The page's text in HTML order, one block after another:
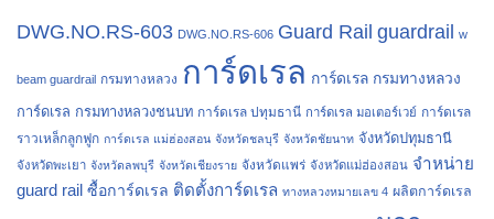
DWG.NO.RS-603 DWG.NO.RS-606 Guard Rail guardrail w
beam guardrail กรมทางหลวง การ์ดเรล การ์ดเรล กรมทางหลวง
การ์ดเรล กรมทางหลวงชนบท การ์ดเรล ปทุมธานี การ์ดเรล มอเตอร์เวย์ การ์ดเรล
ราวเหล็กลูกฟูก การ์ดเรล แม่ฮ่องสอน จังหวัดชลบุรี จังหวัดชัยนาท จังหวัดปทุมธานี
จังหวัดพะเยา จังหวัดลพบุรี จังหวัดเชียงราย จังหวัดแพร่ จังหวัดแม่ฮ่องสอน จำหน่าย
guard rail ซื้อการ์ดเรล ติดตั้งการ์ดเรล ทางหลวงหมายเลข 4 ผลิตการ์ดเรล